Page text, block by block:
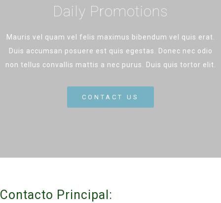
Daily Promotions
Mauris vel quam vel felis maximus bibendum vel quis erat.
Duis accumsan posuere est quis egestas. Donec nec odio
non tellus convallis mattis a nec purus. Duis quis tortor elit.
CONTACT US
Contacto Principal: